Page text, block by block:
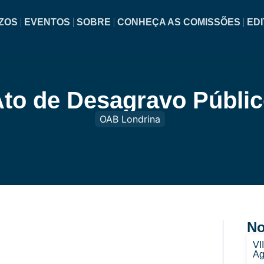
EVENTOS SOBRE CONHEÇA AS COMISSÕES
de Desagravo
OAB Londrina